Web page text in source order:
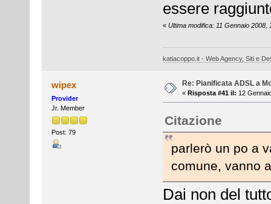
essere
« Ultima modifica: 11 Gennaio 2008,
katiacoppo.it - Web Agency, Siti e
wipex
Provider
Jr. Member
Post: 79
Re: Pianificata ADSL a
« Risposta #41 il: 12
Citazione
parlerò un po a
comune, vanno
Dai non del